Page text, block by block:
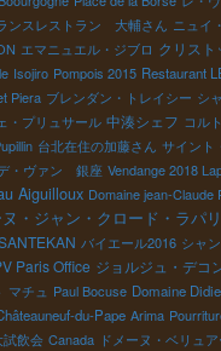
ンスレストラン 大輔さん ニュイ
エマニュエル・ジブロ クリスト
Isojiro Pompois 2015 Restaurant
Piera ブレンダン・トレイシー シ
・プリュサール 中湊シェフ コル
台北在住の加藤さん サイント
・ヴァン 銀座 Vendange 2018
Aiguilloux Domaine jean-Claude
ヌ・ジャン・クロード・ラパ
バイエール2016 シャ
Paris Office ジョルジュ・デコ
マチュ Paul Bocuse Domaine
du-Pape Arima
飲会 Canada ドメーヌ・ベリュ